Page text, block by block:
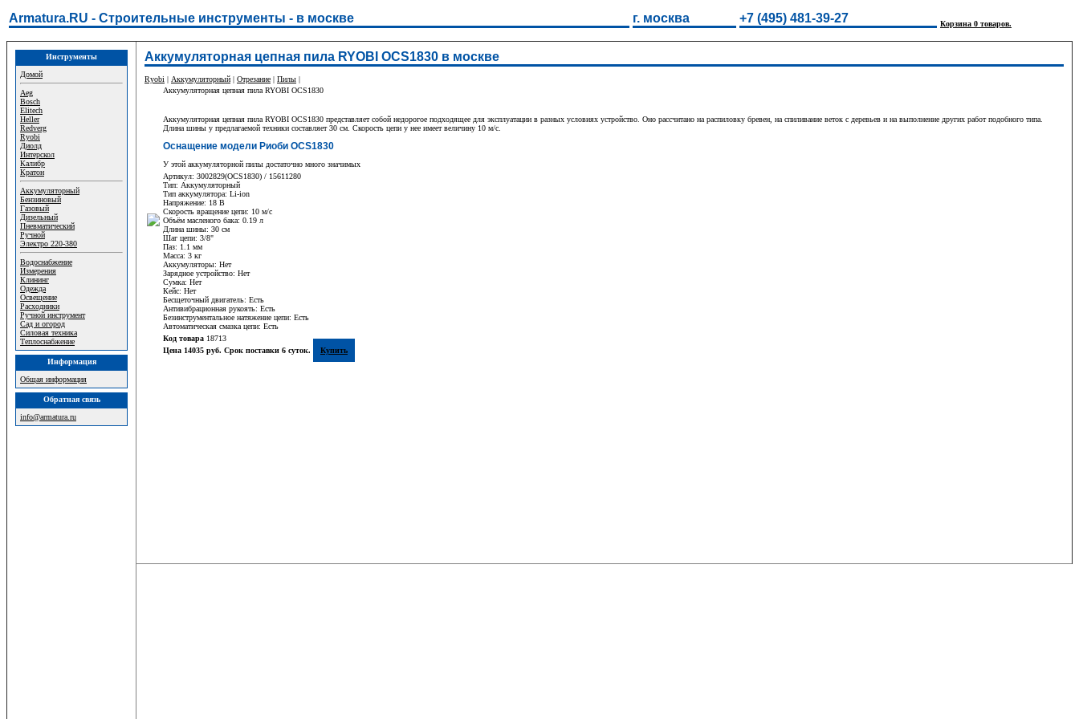
Armatura.RU - Строительные инструменты - в москве г. москва +7 (495) 481-39-27 Корзина 0 товаров.
Инструменты
Домой
Aeg
Bosch
Elitech
Heller
Redverg
Ryobi
Диолд
Интерскол
Калибр
Кратон
Аккумуляторный
Бензиновый
Газовый
Дизельный
Пневматический
Ручной
Электро 220-380
Водоснабжение
Измерения
Клининг
Одежда
Освещение
Расходники
Ручной инструмент
Сад и огород
Силовая техника
Теплоснабжение
Информация
Общая информация
Обратная связь
info@armatura.ru
Аккумуляторная цепная пила RYOBI OCS1830 в москве
Ryobi | Аккумуляторный | Отрезание | Пилы |
Аккумуляторная цепная пила RYOBI OCS1830
Аккумуляторная цепная пила RYOBI OCS1830 представляет собой недорогое подходящее для эксплуатации в разных условиях устройство. Оно рассчитано на распиловку бревен, на спиливание веток с деревьев и на выполнение других работ подобного типа.
Длина шины у предлагаемой техники составляет 30 см. Скорость цепи у нее имеет величину 10 м/с.
Оснащение модели Риоби OCS1830
У этой аккумуляторной пилы достаточно много значимых
Артикул: 3002829(OCS1830) / 15611280
Тип: Аккумуляторный
Тип аккумулятора: Li-ion
Напряжение: 18 В
Скорость вращение цепи: 10 м/с
Объём масленого бака: 0.19 л
Длина шины: 30 см
Шаг цепи: 3/8"
Паз: 1.1 мм
Масса: 3 кг
Аккумуляторы: Нет
Зарядное устройство: Нет
Сумка: Нет
Кейс: Нет
Бесщеточный двигатель: Есть
Антивибрационная рукоять: Есть
Безинструментальное натяжение цепи: Есть
Автоматическая смазка цепи: Есть
Код товара 18713
Цена 14035 руб. Срок поставки 6 суток.
Купить